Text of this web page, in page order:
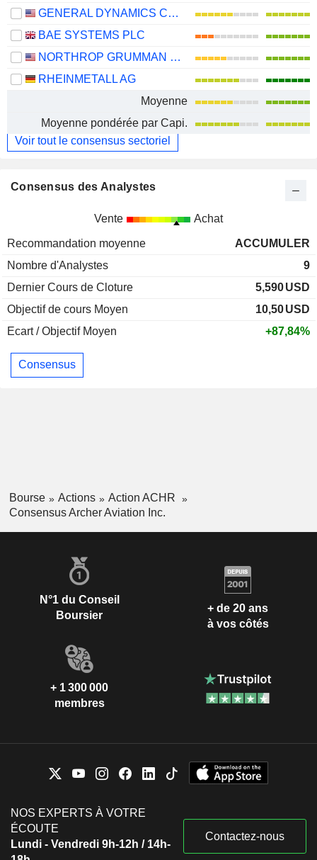
GENERAL DYNAMICS CORPORATION
BAE SYSTEMS PLC
NORTHROP GRUMMAN CORPORATION
RHEINMETALL AG
Moyenne
Moyenne pondérée par Capi.
Voir tout le consensus sectoriel
Consensus des Analystes
Vente Achat
Recommandation moyenne
ACCUMULER
Nombre d'Analystes
9
Dernier Cours de Cloture
5,590USD
Objectif de cours Moyen
10,50USD
Ecart / Objectif Moyen
+87,84%
Consensus
Bourse Actions
Action ACHR
Consensus Archer Aviation Inc.
N°1 du Conseil
Boursier
+ de 20 ans
à vos côtés
+ 1 300 000
membres
NOS EXPERTS À VOTRE
ÉCOUTE
Lundi - Vendredi 9h-12h / 14h-
Contactez-nous